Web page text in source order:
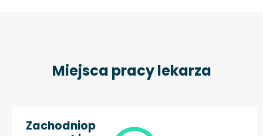
Miejsca pracy lekarza
Zachodniop